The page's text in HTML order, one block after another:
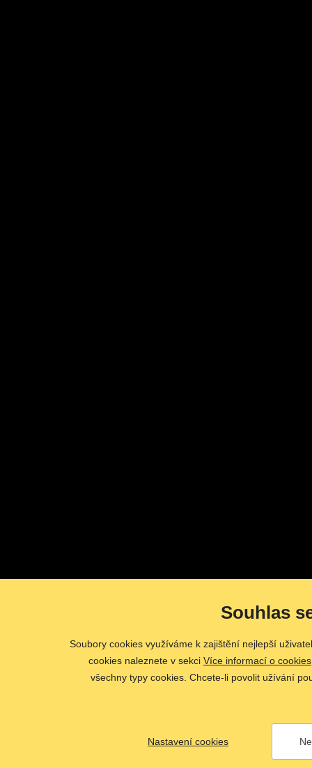
Souhlas
Soubory cookies využíváme k zajištění nejlepší
cookies naleznete v sekci Více informací o cookies
všechny typy cookies. Chcete-li povolit užívání
Nastavení cookies